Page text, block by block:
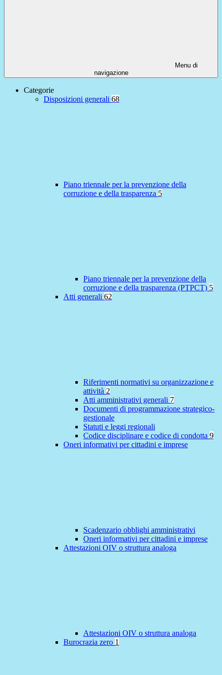
Menu di
navigazione
Categorie
Disposizioni generali 68
Piano triennale per la prevenzione della
corruzione e della trasparenza 5
Piano triennale per la prevenzione della
corruzione e della trasparenza (PTPCT) 5
Atti generali 62
Riferimenti normativi su organizzazione e
attività 2
Atti amministrativi generali 7
Documenti di programmazione strategico-
gestionale
Statuti e leggi regionali
Codice disciplinare e codice di condotta 9
Oneri informativi per cittadini e imprese
Scadenzario obblighi amministrativi
Oneri informativi per cittadini e imprese
Attestazioni OIV o struttura analoga
Attestazioni OIV o struttura analoga
Burocrazia zero 1